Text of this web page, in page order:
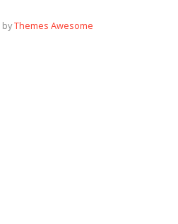
byThemes Awesome